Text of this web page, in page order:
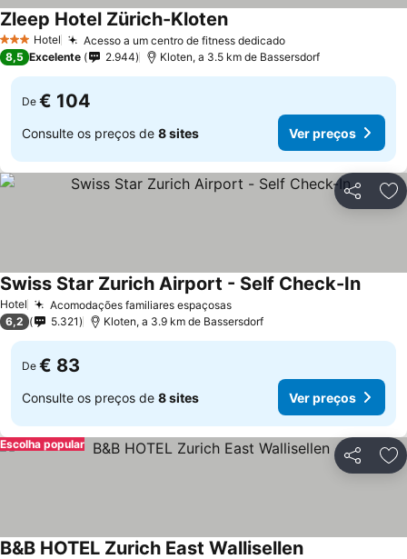
3 EstrelasHotel Acesso a um centro de fitness dedicado
Zleep Hotel Zürich-Kloten
8,5 Excelente 2.944 Kloten, a 3.5 km de Bassersdorf
De € 104
Consulte os preços de 8 sites Ver preços
Partilhar
Hotel Acomodações familiares espaçosas
Swiss Star Zurich Airport - Self Check-In
6,2 5.321 Kloten, a 3.9 km de Bassersdorf
De € 83
Consulte os preços de 8 sites Ver preços
Partilhar
Escolha popular
B&B HOTEL Zurich East Wallisellen